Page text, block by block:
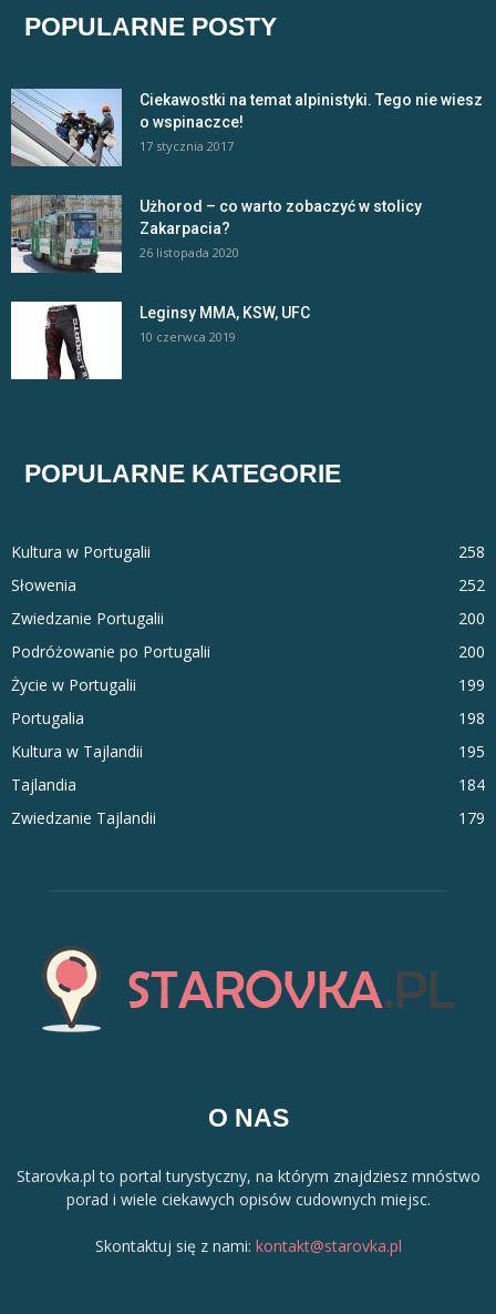
POPULARNE POSTY
Ciekawostki na temat alpinistyki. Tego nie wiesz
o wspinaczce!
17 stycznia 2017
Użhorod – co warto zobaczyć w stolicy
Zakarpacia?
26 listopada 2020
Leginsy MMA, KSW, UFC
10 czerwca 2019
POPULARNE KATEGORIE
Kultura w Portugalii
258
Słowenia
252
Zwiedzanie Portugalii
200
Podróżowanie po Portugalii
200
Życie w Portugalii
199
Portugalia
198
Kultura w Tajlandii
195
Tajlandia
184
Zwiedzanie Tajlandii
179
O NAS
Starovka.pl to portal turystyczny, na którym znajdziesz mnóstwo
porad i wiele ciekawych opisów cudownych miejsc.
Skontaktuj się z nami: kontakt@starovka.pl